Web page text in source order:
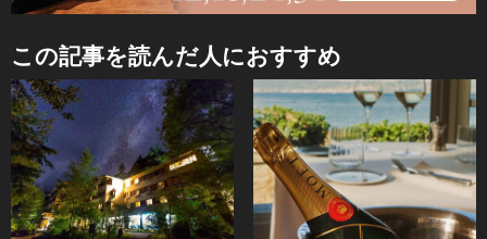
この記事を読んだ人におすすめ